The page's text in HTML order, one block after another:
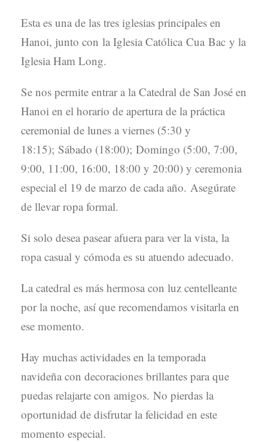
Esta es una de las tres iglesias principales en
Hanoi, junto con la Iglesia Católica Cua Bac y la
Iglesia Ham Long.
Se nos permite entrar a la Catedral de San José en
Hanoi en el horario de apertura de la práctica
ceremonial de lunes a viernes (5:30 y
18:15); Sábado (18:00); Domingo (5:00, 7:00,
9:00, 11:00, 16:00, 18:00 y 20:00) y ceremonia
especial el 19 de marzo de cada año. Asegúrate
de llevar ropa formal.
Si solo desea pasear afuera para ver la vista, la
ropa casual y cómoda es su atuendo adecuado.
La catedral es más hermosa con luz centelleante
por la noche, así que recomendamos visitarla en
ese momento.
Hay muchas actividades en la temporada
navideña con decoraciones brillantes para que
puedas relajarte con amigos. No pierdas la
oportunidad de disfrutar la felicidad en este
momento especial.